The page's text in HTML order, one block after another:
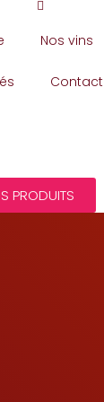
Nos vins
Contact
PRODUITS